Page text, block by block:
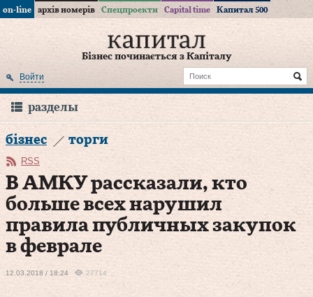
on-line архів номерів Спецпроекти Capital time Капитал 500
Бізнес починається з Капіталу
Войти
разделы
бізнес торги
RSS
В АМКУ рассказали, кто
больше всех нарушил
правила публичных закупок
в феврале
12.03.2018 / 18:24 27714